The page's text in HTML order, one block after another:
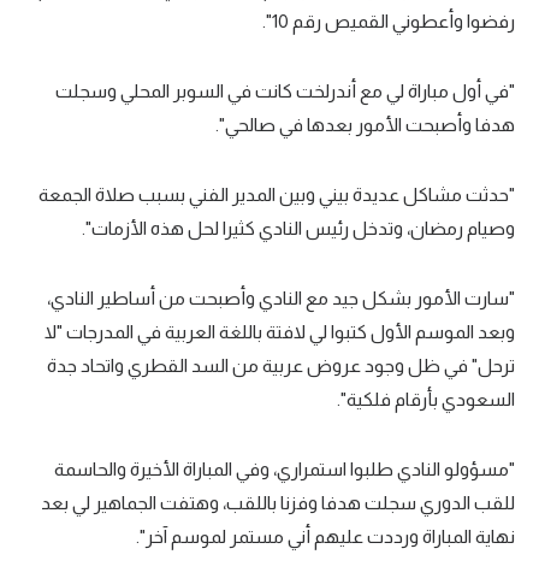
رفضوا وأعطوني القميص رقم 10".
"في أول مباراة لي مع أندرلخت كانت في السوبر المحلي وسجلت
هدفا وأصبحت الأمور بعدها في صالحي".
"حدثت مشاكل عديدة بيني وبين المدير الفني بسبب صلاة الجمعة
وصيام رمضان، وتدخل رئيس النادي كثيرا لحل هذه الأزمات".
"سارت الأمور بشكل جيد مع النادي وأصبحت من أساطير النادي،
وبعد الموسم الأول كتبوا لي لافتة باللغة العربية في المدرجات "لا
ترحل" في ظل وجود عروض عربية من السد القطري واتحاد جدة
السعودي بأرقام فلكية".
"مسؤولو النادي طلبوا استمراري، وفي المباراة الأخيرة والحاسمة
للقب الدوري سجلت هدفا وفزنا باللقب، وهتفت الجماهير لي بعد
نهاية المباراة ورددت عليهم أني مستمر لموسم آخر".